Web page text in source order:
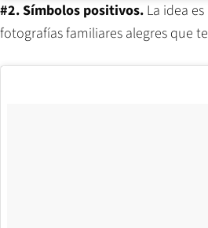
#2. Símbolos positivos. La idea
fotografías familiares alegres que